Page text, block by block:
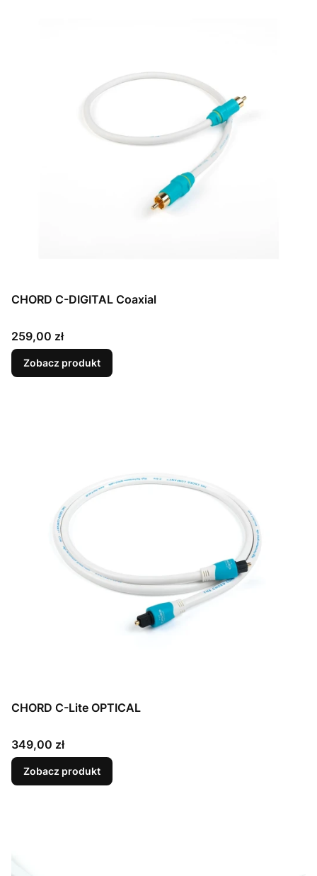
CHORD C-DIGITAL Coaxial
Cena
259,00 zł
Zobacz produkt
CHORD C-Lite OPTICAL
Cena
349,00 zł
Zobacz produkt